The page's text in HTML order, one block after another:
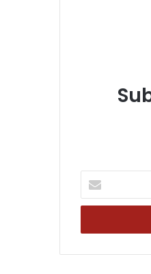
your
Email